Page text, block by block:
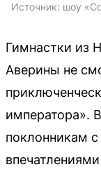
Источник: шоу
Гимнастки из
Аверины не
императора».
поклонникам